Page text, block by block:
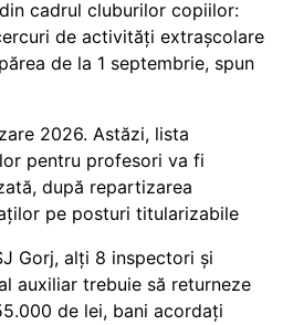
cadrul cluburilor copiilor:
de activități extrașcolare
de la 1 septembrie, spun
2026. Astăzi, lista
pentru profesori va fi
după repartizarea
pe posturi titularizabile
Gorj, alți 8 inspectori și
auxiliar trebuie să returneze
de lei, bani acordați